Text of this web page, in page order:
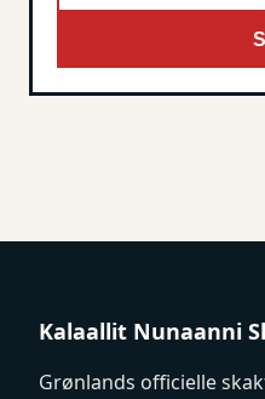
Kalaallit Nunaanni
Grønlands officielle